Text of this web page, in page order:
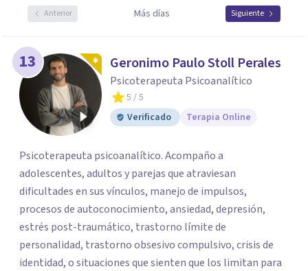
Anterior Más días Siguiente
13 Geronimo Paulo Stoll Perales
Psicoterapeuta Psicoanalítico
5 / 5
Verificado
Terapia Online
Psicoterapeuta psicoanalítico. Acompaño a
adolescentes, adultos y parejas que atraviesan
dificultades en sus vínculos, manejo de impulsos,
procesos de autoconocimiento, ansiedad, depresión,
estrés post-traumático, trastorno límite de
personalidad, trastorno obsesivo compulsivo, crisis de
identidad, o situaciones que sienten que los limitan para